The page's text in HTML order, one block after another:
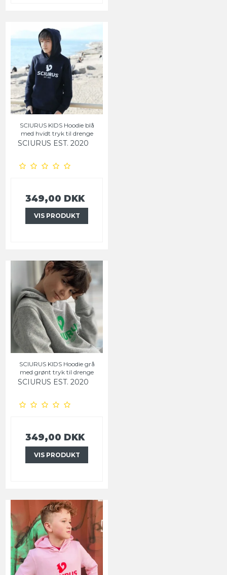
SCIURUS KIDS Hoodie blå
med hvidt tryk til drenge
SCIURUS EST. 2020
349,00 DKK
VIS PRODUKT
SCIURUS KIDS Hoodie grå
med grønt tryk til drenge
SCIURUS EST. 2020
349,00 DKK
VIS PRODUKT